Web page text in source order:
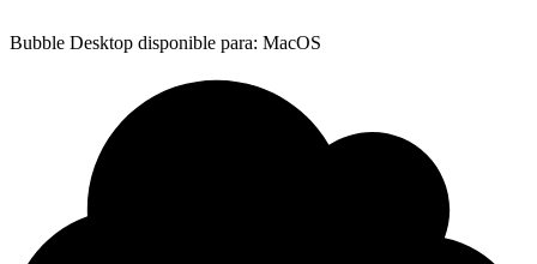
Bubble Desktop disponible para: MacOS